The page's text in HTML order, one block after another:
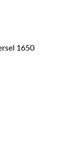
1650